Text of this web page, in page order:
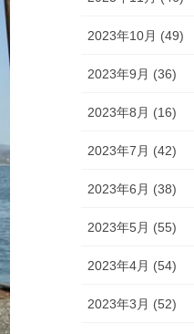
2023年10月 (49)
2023年9月 (36)
2023年8月 (16)
2023年7月 (42)
2023年6月 (38)
2023年5月 (55)
2023年4月 (54)
2023年3月 (52)